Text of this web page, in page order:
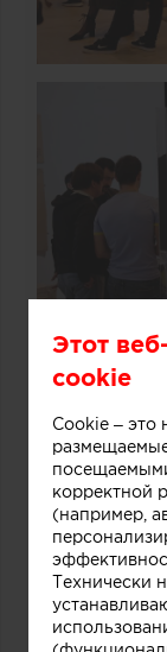
Этот
cookie
Cookie – это
корректной
(например,
Технически